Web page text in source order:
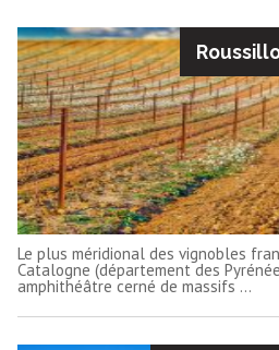
Le plus méridional des vignobles
Catalogne (département des
amphithéâtre cerné de massifs ...